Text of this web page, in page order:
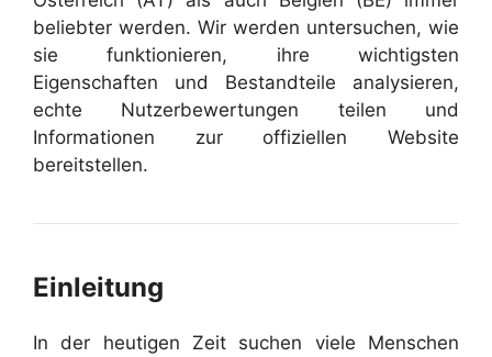
beliebter werden. Wir werden untersuchen, wie
sie funktionieren, ihre wichtigsten
Eigenschaften und Bestandteile analysieren,
echte Nutzerbewertungen teilen und
Informationen zur offiziellen Website
bereitstellen.
Einleitung
In der heutigen Zeit suchen viele Menschen